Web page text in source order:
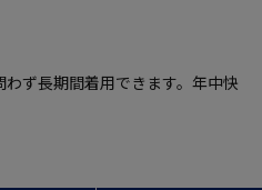
ず長期間着用できます。年中快